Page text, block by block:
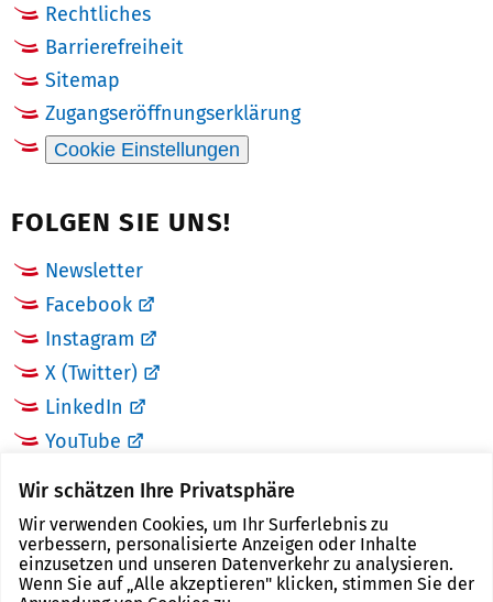
Wir schätzen Ihre Privatsphäre
Wir verwenden Cookies, um Ihr Surferlebnis zu
verbessern, personalisierte Anzeigen oder Inhalte
einzusetzen und unseren Datenverkehr zu analysieren.
Wenn Sie auf „Alle akzeptieren" klicken, stimmen Sie der
Rechtliches
Barrierefreiheit
Sitemap
Zugangseröffnungserklärung
Cookie Einstellungen
FOLGEN SIE UNS!
Newsletter
Facebook
Instagram
X (Twitter)
LinkedIn
YouTube
LINKS
Landkreis Zwickau
Tourismusregion Zwickau